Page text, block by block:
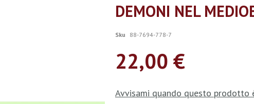
DEMONI NEL
Sku 88-7694-778-7
22,00 €
Avvisami quando questo prodotto